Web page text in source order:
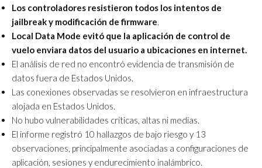
Los controladores resistieron todos los intentos de
jailbreak y modificación de firmware.
Local Data Mode evitó que la aplicación de control de
vuelo enviara datos del usuario a ubicaciones en internet.
El análisis de red no encontró evidencia de transmisión de
datos fuera de Estados Unidos.
Las conexiones observadas se resolvieron en infraestructura
alojada en Estados Unidos.
No hubo vulnerabilidades críticas, altas ni medias.
El informe registró 10 hallazgos de bajo riesgo y 13
observaciones, principalmente asociadas a configuraciones de
aplicación, sesiones y endurecimiento inalámbrico.